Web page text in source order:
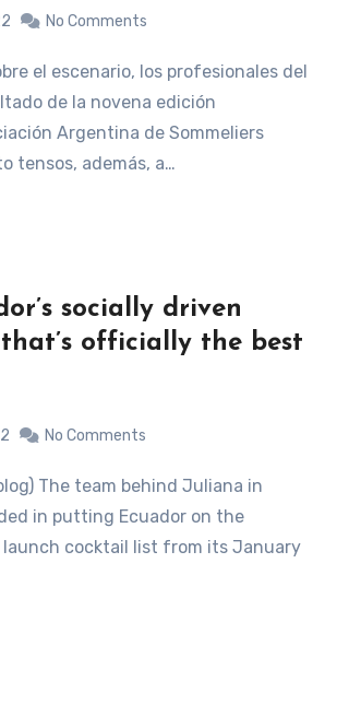
No Comments
de la novena edición
Argentina de Sommeliers
tensos, además, a…
socially driven
officially the best
No Comments
in putting Ecuador on the
launch cocktail list from its January